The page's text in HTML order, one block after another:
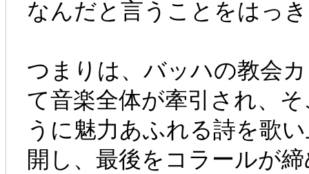
なんだと言うことをはっ
つまりは、バッハの教会
て音楽全体が牽引され、
うに魅力あふれる詩を歌
開し、最後をコラールが